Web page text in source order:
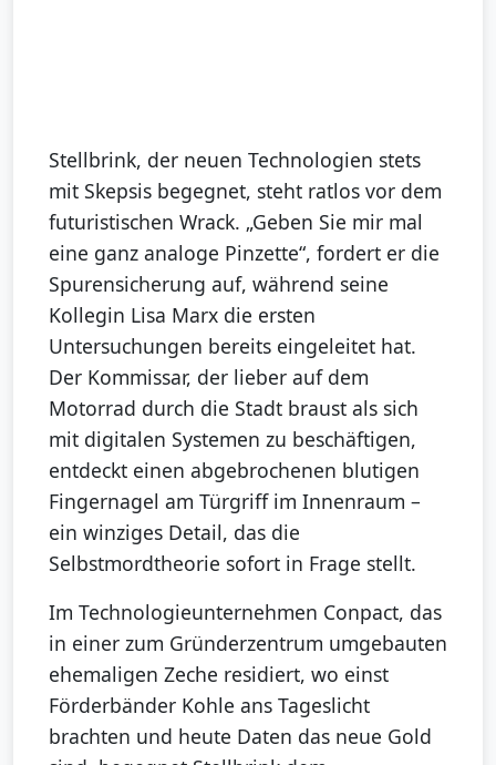
Stellbrink, der neuen Technologien stets
mit Skepsis begegnet, steht ratlos vor dem
futuristischen Wrack. „Geben Sie mir mal
eine ganz analoge Pinzette“, fordert er die
Spurensicherung auf, während seine
Kollegin Lisa Marx die ersten
Untersuchungen bereits eingeleitet hat.
Der Kommissar, der lieber auf dem
Motorrad durch die Stadt braust als sich
mit digitalen Systemen zu beschäftigen,
entdeckt einen abgebrochenen blutigen
Fingernagel am Türgriff im Innenraum –
ein winziges Detail, das die
Selbstmordtheorie sofort in Frage stellt.
Im Technologieunternehmen Conpact, das
in einer zum Gründerzentrum umgebauten
ehemaligen Zeche residiert, wo einst
Förderbänder Kohle ans Tageslicht
brachten und heute Daten das neue Gold